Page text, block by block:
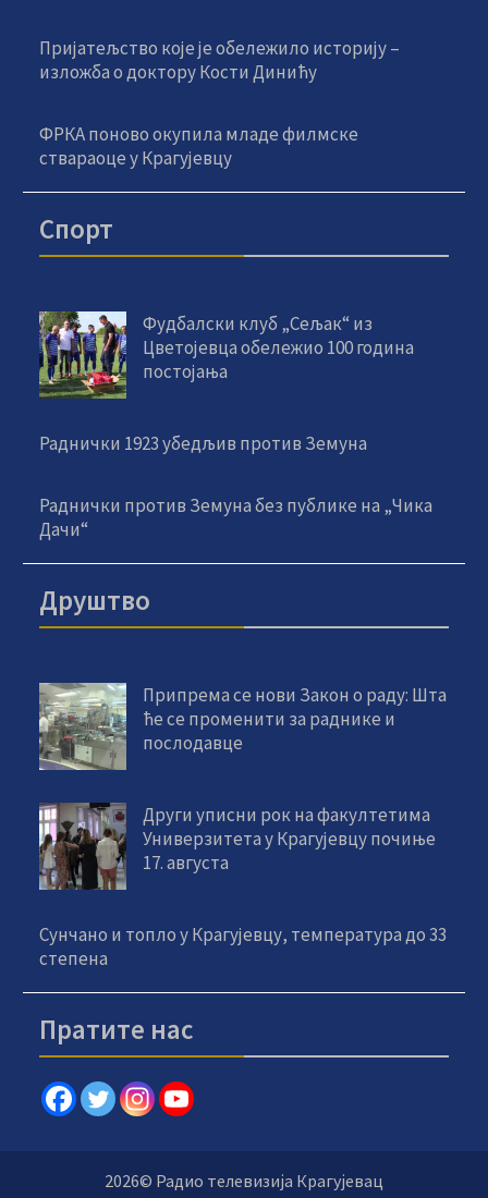
Пријатељство које је обележило историју –
изложба о доктору Кости Динићу
ФРКА поново окупила младе филмске
ствараоце у Крагујевцу
Спорт
Фудбалски клуб „Сељак“ из
Цветојевца обележио 100 година
постојања
Раднички 1923 убедљив против Земуна
Раднички против Земуна без публике на „Чика
Дачи“
Друштво
Припрема се нови Закон о раду: Шта
ће се променити за раднике и
послодавце
Други уписни рок на факултетима
Универзитета у Крагујевцу почиње
17. августа
Сунчано и топло у Крагујевцу, температура до 33
степена
Пратите нас
2026© Радио телевизија Крагујевац